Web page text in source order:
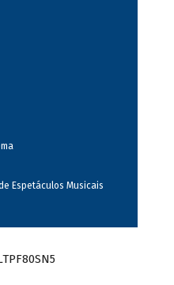
Espetáculos Musicais